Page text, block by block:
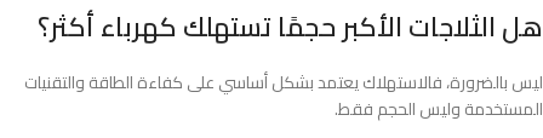
هل الثلاجات الأكبر حجمًا تستهلك كهرباء أكثر؟
ليس بالضرورة، فالاستهلاك يعتمد بشكل أساسي على كفاءة الطاقة والتقنيات
المستخدمة وليس الحجم فقط.